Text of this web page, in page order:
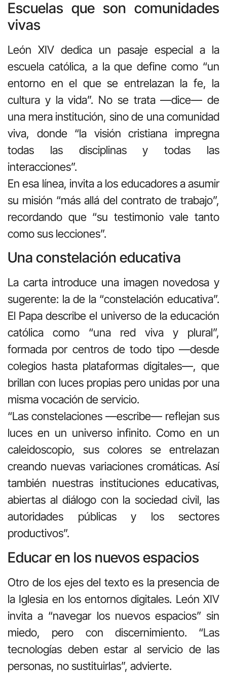
Escuelas que son comunidades
vivas
León XIV dedica un pasaje especial a la
escuela católica, a la que define como “un
entorno en el que se entrelazan la fe, la
cultura y la vida”. No se trata —dice— de
una mera institución, sino de una comunidad
viva, donde “la visión cristiana impregna
todas las disciplinas y todas las
interacciones”.
En esa línea, invita a los educadores a asumir
su misión “más allá del contrato de trabajo”,
recordando que “su testimonio vale tanto
como sus lecciones”.
Una constelación educativa
La carta introduce una imagen novedosa y
sugerente: la de la “constelación educativa”.
El Papa describe el universo de la educación
católica como “una red viva y plural”,
formada por centros de todo tipo —desde
colegios hasta plataformas digitales—, que
brillan con luces propias pero unidas por una
misma vocación de servicio.
“Las constelaciones —escribe— reflejan sus
luces en un universo infinito. Como en un
caleidoscopio, sus colores se entrelazan
creando nuevas variaciones cromáticas. Así
también nuestras instituciones educativas,
abiertas al diálogo con la sociedad civil, las
autoridades públicas y los sectores
productivos”.
Educar en los nuevos espacios
Otro de los ejes del texto es la presencia de
la Iglesia en los entornos digitales. León XIV
invita a “navegar los nuevos espacios” sin
miedo, pero con discernimiento. “Las
tecnologías deben estar al servicio de las
personas, no sustituirlas”, advierte.